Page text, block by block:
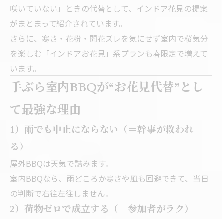
咲いていない」ときの代替として、インドア花見の提案
がまとまって紹介されています。
さらに、寒さ・花粉・開花ズレを気にせず室内で桜気分
を楽しむ「インドアお花見」系プランも春限定で増えて
います。
手ぶら室内BBQが“お花見代替”とし
て最強な理由
1）雨でも中止にならない（＝幹事が救われ
る）
屋外BBQは天気で詰みます。
室内BBQなら、雨どころか寒さや風も回避できて、当日
の判断で右往左往しません。
2）荷物ゼロで成立する（＝参加者がラク）